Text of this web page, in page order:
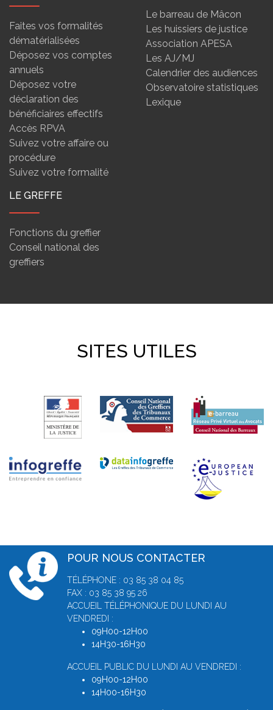
Faites vos formalités
dématérialisées
Déposez vos comptes
annuels
Déposez votre
déclaration des
bénéficiaires effectifs
Accès RPVA
Suivez votre affaire ou
procédure
Suivez votre formalité
Le barreau de Mâcon
Les huissiers de justice
Association APESA
Les AJ/MJ
Calendrier des audiences
Observatoire statistiques
Lexique
LE GREFFE
Fonctions du greffier
Conseil national des
greffiers
SITES UTILES
POUR NOUS CONTACTER
TÉLÉPHONE : 03 85 38 04 85
FAX : 03 85 38 95 26
ACCUEIL TÉLÉPHONIQUE DU LUNDI AU
VENDREDI :
09H00-12H00
14H30-16H30
ACCUEIL PUBLIC DU LUNDI AU VENDREDI :
09H00-12H00
14H00-16H30